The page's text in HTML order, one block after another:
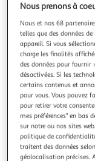
ATMOSPHERA
Grand plaid en
Profitez d'une
enveloppé dans
TECHNIQUE-
: Bleu.- Lavage à
En savoir +
Vendu parParis Prix
Nous prenons à
Nous et nos 68
telles que des données
appareil. Si vous
charge les finalités
des données pour fournir
désactivées. Si les
certains contenus et
pour vous. Vous pouvez
pour retirer votre
mes préférences" en bas
sur notre ou nos sites
politique de
traitent des données
géolocalisation précises.